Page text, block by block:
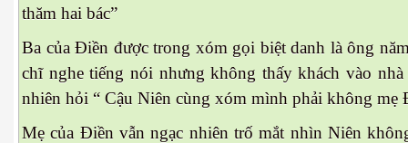
thăm hai bác”
Ba của Điền được trong xóm gọi biệt danh là ông
chĩ nghe tiếng nói nhưng không thấy khách vào nhà
nhiên hỏi “ Cậu Niên cùng xóm mình phải không mẹ
Mẹ của Điền vẫn ngạc nhiên trố mắt nhìn Niên
giá